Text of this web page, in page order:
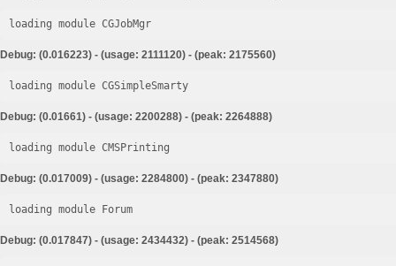
loading module CGJobMgr
Debug: (0.016223) - (usage: 2111120) - (peak: 2175560)
loading module CGSimpleSmarty
Debug: (0.01661) - (usage: 2200288) - (peak: 2264888)
loading module CMSPrinting
Debug: (0.017009) - (usage: 2284800) - (peak: 2347880)
loading module Forum
Debug: (0.017847) - (usage: 2434432) - (peak: 2514568)